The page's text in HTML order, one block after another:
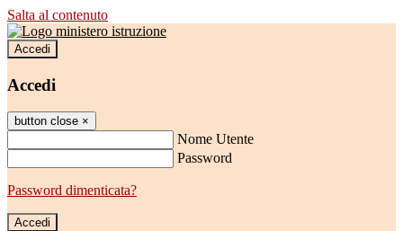
Salta al contenuto
Accedi
Accedi
button close ×
Nome Utente
Password
Password dimenticata?